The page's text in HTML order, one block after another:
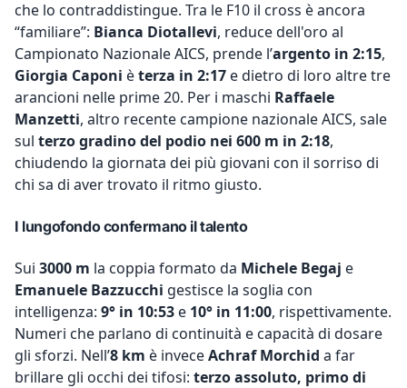
che lo contraddistingue. Tra le F10 il cross è ancora
“familiare”: Bianca Diotallevi, reduce dell'oro al
Campionato Nazionale AICS, prende l’argento in 2:15,
Giorgia Caponi èterza in 2:17 e dietro di loro altre tre
arancioni nelle prime 20. Per i maschi Raffaele
Manzetti, altro recente campione nazionale AICS, sale
sul terzo gradino del podio nei 600 m in 2:18,
chiudendo la giornata dei più giovani con il sorriso di
chi sa di aver trovato il ritmo giusto.
I lungofondo confermano il talento
Sui 3000 m la coppia formato da Michele Begaj e
Emanuele Bazzucchi gestisce la soglia con
intelligenza: 9° in 10:53 e 10° in 11:00, rispettivamente.
Numeri che parlano di continuità e capacità di dosare
gli sforzi. Nell’8 km è inveceAchraf Morchid a far
brillare gli occhi dei tifosi: terzo assoluto, primo di